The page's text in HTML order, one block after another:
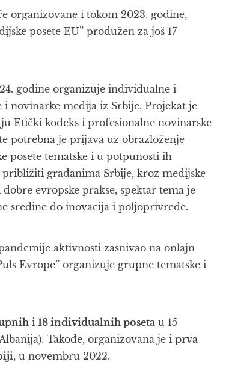
organizovane i tokom 2023. godine,
posete EU” produžen za još 17
godine organizuje individualne i
novinarke medija iz Srbije. Projekat je
Etički kodeks i profesionalne novinarske
potrebna je prijava uz obrazloženje
posete tematske i u potpunosti ih
građanima Srbije, kroz medijske
evropske prakse, spektar tema je
sredine do inovacija i poljoprivrede.
aktivnosti zasnivao na onlajn
Evrope” organizuje grupne tematske i
i 18 individualnih poseta u 15
Takođe, organizovana je i prva
, u novembru 2022.